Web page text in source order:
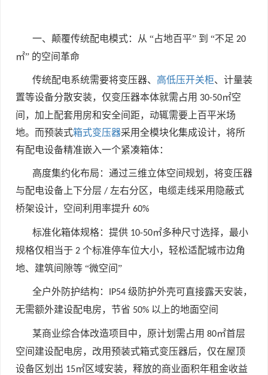
一、颠覆传统配电模式：从 “占地百平” 到 “不足 20
㎡” 的空间革命
传统配电系统需要将变压器、 高低压开关柜、计量装
置等设备分散安装，仅变压器本体就需占用 30-50㎡空
间，加上配套用房和安全间距，动辄需要上百平米场
地。而预装式箱式变压器采用全模块化集成设计，将所
有配电设备精准嵌入一个紧凑箱体：
高度集约化布局：通过三维立体空间规划，将变压器
与配电设备上下分层 / 左右分区，电缆走线采用隐蔽式
桥架设计，空间利用率提升 60%
标准化箱体规格：提供 10-50㎡多种尺寸选择，最小
规格仅相当于 2 个标准停车位大小，轻松适配城市边角
地、建筑间隙等 “微空间”
全户外防护结构： IP54 级防护外壳可直接露天安装，
无需额外建设配电房，节省 50% 以上的地面空间
某商业综合体改造项目中，原计划需占用 80㎡首层
空间建设配电房，改用预装式箱式变压器后，仅在屋顶
设备区划出 15㎡区域安装，释放的商业面积年租金收益